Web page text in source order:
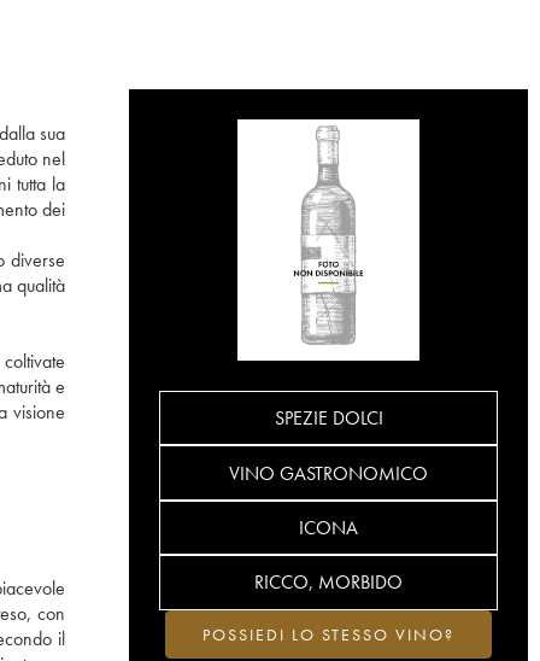
sua
nel
tutta la
dei
diverse
qualità
e
visione
con
il
SPEZIE DOLCI
VINO GASTRONOMICO
ICONA
RICCO, MORBIDO
POSSIEDI LO STESSO VINO?